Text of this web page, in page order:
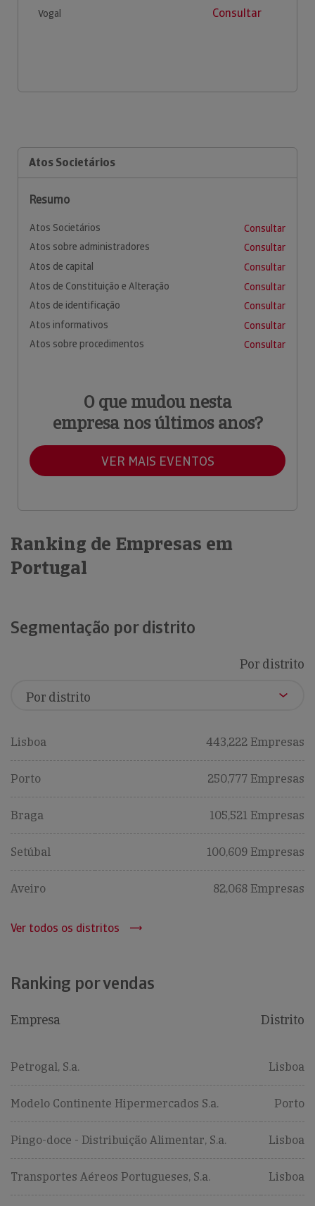
Vogal Consultar
Atos Societários
Resumo
Atos Societários
Consultar
Atos sobre administradores
Consultar
Atos de capital
Consultar
Atos de Constituição e Alteração
Consultar
Atos de identificação
Consultar
Atos informativos
Consultar
Atos sobre procedimentos
Consultar
O que mudou nesta
empresa nos últimos anos?
VER MAIS EVENTOS
Ranking de Empresas em
Portugal
Segmentação por distrito
Por distrito
Lisboa 443,222 Empresas
Porto 250,777 Empresas
Braga 105,521 Empresas
Setúbal 100,609 Empresas
Aveiro 82,068 Empresas
Ver todos os distritos
Ranking por vendas
Empresa Distrito
Petrogal, S.a. Lisboa
Modelo Continente Hipermercados S.a. Porto
Pingo-doce - Distribuição Alimentar, S.a. Lisboa
Transportes Aéreos Portugueses, S.a. Lisboa